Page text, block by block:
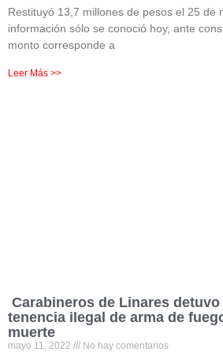
Restituyó 13,7 millones de pesos el 25 de
información sólo se conoció hoy, ante
monto corresponde a
Leer Más >>
Carabineros de Linares
tenencia ilegal de arma de
muerte
mayo 11, 2022 No hay comentarios